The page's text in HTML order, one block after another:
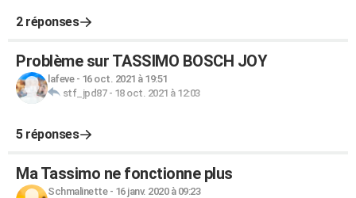
2 réponses
Problème sur TASSIMO BOSCH JOY
lafeve- 16 oct. 2021 à 19:51
stf_jpd87- 18 oct. 2021 à 12:03
5 réponses
Ma Tassimo ne fonctionne plus
Schmalinette- 16 janv. 2020 à 09:23